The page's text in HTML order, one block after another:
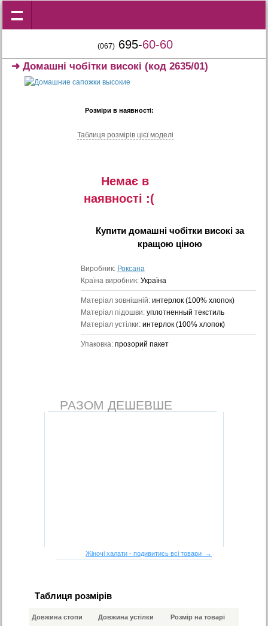
(067) 695-60-60
➜Домашні чобітки високі (код 2635/01)
Розміри в наявності:
Таблиця розмiрiв цiєї моделi
Немає в
наявностi :(
Купити домашні чобітки високіза
кращою ціною
Виробник: Роксана
Країна виробник: Україна
Матеріал зовнішній: интерлок (100% хлопок)
Матеріал підошви: уплотненный текстиль
Матеріал устілки: интерлок (100% хлопок)
Упаковка: прозорий пакет
РАЗОМ ДЕШЕВШЕ
Жіночі халати - подивитись всі товари →
Таблиця розмірів
Довжина стопи Довжина устілки Розмір на товарі